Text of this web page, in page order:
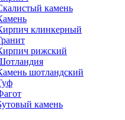
камень
клинкерный
рижский
шотландский
камень